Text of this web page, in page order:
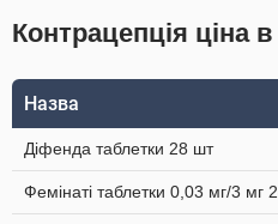
Контрацепція ціна в
Назва
Діфенда таблетки 28 шт
Фемінаті таблетки 0,03 мг/3 мг